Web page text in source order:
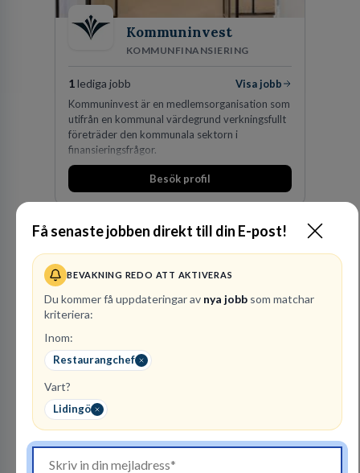
Få senaste jobben direkt till din E-post!
BEVAKNING REDO ATT AKTIVERAS
Du kommer få uppdateringar av nya jobb som matchar
kriteriera:
Inom:
Restaurangchef
Vart?
Lidingö
Kommuninvest
KOMMUNFINANSIERING
1lediga jobb
Visa jobb
Kommuninvest är en medlemsorganisation som
utifrån en kommunal värdegrund verkningsfullt
företräder den kommunala sektorn i
finansieringsfrågor.
Besök profil
Finnvedens
Lastvagnar AB
1lediga jobb
Finnvedens Lastvagnar startades 1997 när man